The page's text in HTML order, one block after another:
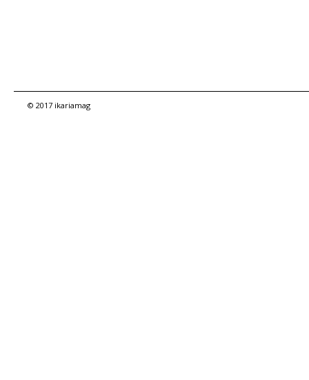
© 2017 ikariamag